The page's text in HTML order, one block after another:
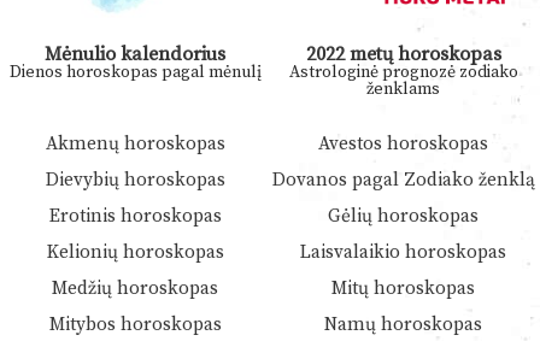
Mėnulio kalendorius
Dienos horoskopas pagal mėnulį
2022 metų horoskopas
Astrologinė prognozė zodiako
ženklams
Akmenų horoskopas
Avestos horoskopas
Dievybių horoskopas
Dovanos pagal Zodiako ženklą
Erotinis horoskopas
Gėlių horoskopas
Kelionių horoskopas
Laisvalaikio horoskopas
Medžių horoskopas
Mitų horoskopas
Mitybos horoskopas
Namų horoskopas